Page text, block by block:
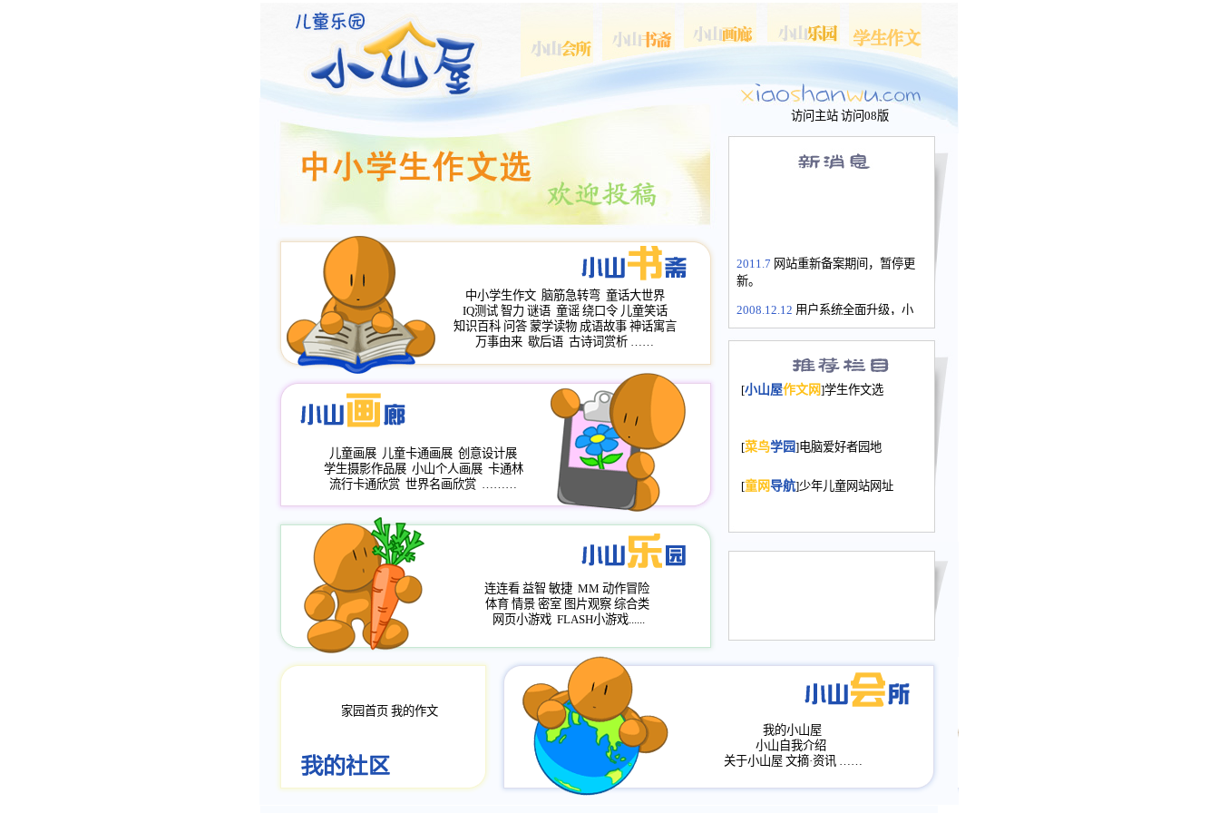
访问主站 访问08版
2011.7 网站重新备案期间，暂停更
新。
2008.12.12 用户系统全面升级，小
山屋主站、作文网、学生作文、家
长会、家园网－个人空间，用户一
次注册全部通行。
2008.12.12家园网正式运行，域
年，2009版提前启用，小山屋全面
小山画廊均增加多个新栏目。。
评分、顶功能，作文宝典改版。
[小山屋作文网]学生作文选
[菜鸟学园]电脑爱好者园地
[童网导航]少年儿童网站网址
中小学生作文 脑筋急转弯 童话大世界
IQ测试 智力 谜语 童谣 绕口令 儿童笑话
知识百科 问答 蒙学读物 成语故事 神话寓言
万事由来 歇后语 古诗词赏析 ……
儿童画展 儿童卡通画展 创意设计展
学生摄影作品展 小山个人画展 卡通林
流行卡通欣赏 世界名画欣赏 ………
连连看 益智 敏捷 MM 动作冒险
体育 情景 密室 图片观察 综合类
网页小游戏 FLASH小游戏......
家园首页 我的作文
我的小山屋
小山自我介绍
关于小山屋 文摘·资讯 ……